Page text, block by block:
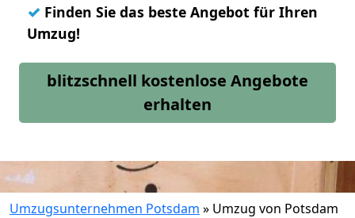
✓ Finden Sie das beste Angebot für Ihren
Umzug!
blitzschnell kostenlose Angebote
erhalten
Umzugsunternehmen Potsdam » Umzug von Potsdam